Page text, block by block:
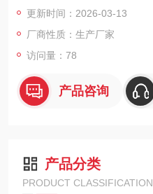
更新时间：2026-03-13
厂商性质：生产厂家
访问量：78
产品咨询
产品分类
PRODUCT CLASSIFICATION